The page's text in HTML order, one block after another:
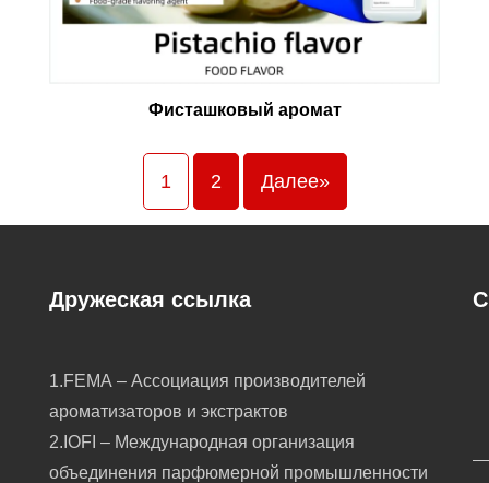
Фисташковый аромат
1 2 Далее»
Дружеская ссылка
1.FEMA – Ассоциация производителей
ароматизаторов и экстрактов
2.IOFI – Международная организация
объединения парфюмерной промышленности